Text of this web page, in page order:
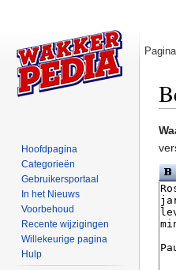
Pagina
Hoofdpagina
Categorieën
Gebruikersportaal
In het Nieuws
Voorbehoud
Recente wijzigingen
Willekeurige pagina
Hulp